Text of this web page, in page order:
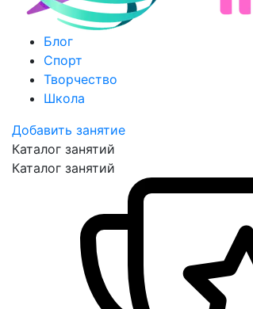
Блог
Спорт
Творчество
Школа
Добавить занятие
Каталог занятий
Каталог занятий